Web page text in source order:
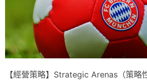
【經營策略】Strategic Arenas（策略